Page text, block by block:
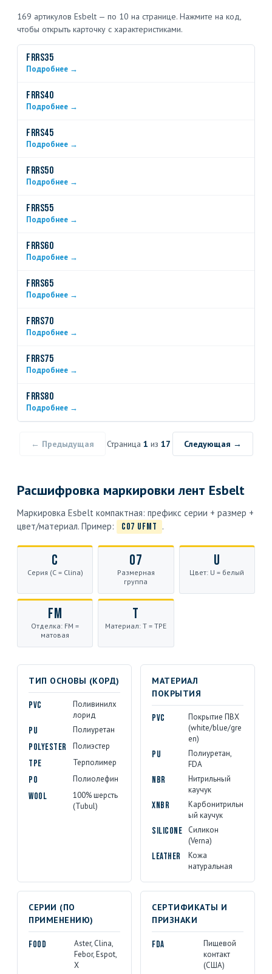
169 артикулов Esbelt — по 10 на странице. Нажмите на код,
чтобы открыть карточку с характеристиками.
FRRS35
Подробнее →
FRRS40
Подробнее →
FRRS45
Подробнее →
FRRS50
Подробнее →
FRRS55
Подробнее →
FRRS60
Подробнее →
FRRS65
Подробнее →
FRRS70
Подробнее →
FRRS75
Подробнее →
FRRS80
Подробнее →
← Предыдущая Страница 1 из 17 Следующая →
Расшифровка маркировки лент Esbelt
Маркировка Esbelt компактная: префикс серии + размер +
цвет/материал. Пример:
C07 UFMT .
C
Серия (C = Clina)
07
Размерная
группа
U
Цвет: U = белый
FM
Отделка: FM =
матовая
T
Материал: T = TPE
ТИП ОСНОВЫ (КОРД)
PVC
Поливинилх
лорид
PU Полиуретан
Polyester Полиэстер
TPE Терполимер
PO Полиолефин
Wool
100% шерсть
(Tubul)
МАТЕРИАЛ
ПОКРЫТИЯ
PVC
Покрытие ПВХ
(white/blue/gre
en)
PU
Полиуретан,
FDA
NBR
Нитрильный
каучук
XNBR
Карбонитрильн
ый каучук
Silicone
Силикон
(Verna)
Leather
Кожа
натуральная
СЕРИИ (ПО
ПРИМЕНЕНИЮ)
Food
Aster, Clina,
Febor, Espot,
X
СЕРТИФИКАТЫ И
ПРИЗНАКИ
FDA
Пищевой
контакт
(США)